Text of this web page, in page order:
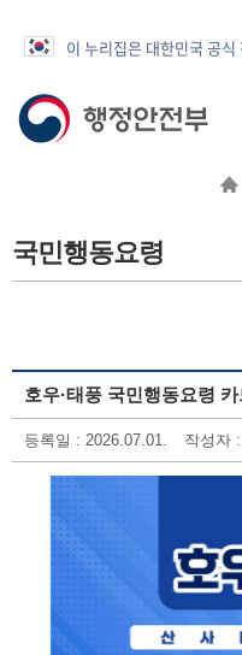
이 누리집은 대한민국 공
국민행동요령
호우·태풍 국민행동요령
등록일 : 2026.07.01. 작성자